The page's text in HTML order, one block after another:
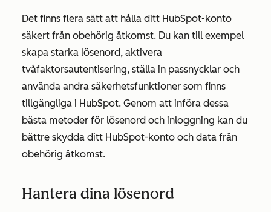
Det finns flera sätt att hålla ditt HubSpot-konto
säkert från obehörig åtkomst. Du kan till exempel
skapa starka lösenord, aktivera
tvåfaktorsautentisering, ställa in passnycklar och
använda andra säkerhetsfunktioner som finns
tillgängliga i HubSpot. Genom att införa dessa
bästa metoder för lösenord och inloggning kan du
bättre skydda ditt HubSpot-konto och data från
obehörig åtkomst.
Hantera dina lösenord